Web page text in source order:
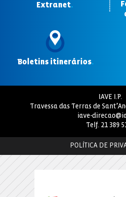
Extranet.
Boletins itinerários.
IAVE I.P.
Travessa das Terras de
iave-
Telf. 21 389
POLÍTICA DE